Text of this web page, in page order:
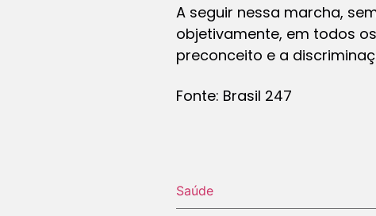
A seguir nessa marcha,
objetivamente, em todos
preconceito e a
Fonte: Brasil 247
Saúde